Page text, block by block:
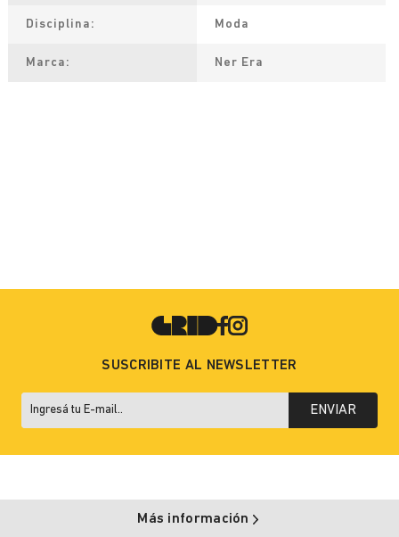
Disciplina Moda
Marca Ner Era
SUSCRIBITE AL NEWSLETTER
ENVIAR
Más información